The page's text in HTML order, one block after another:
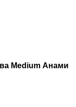
Medium Анами